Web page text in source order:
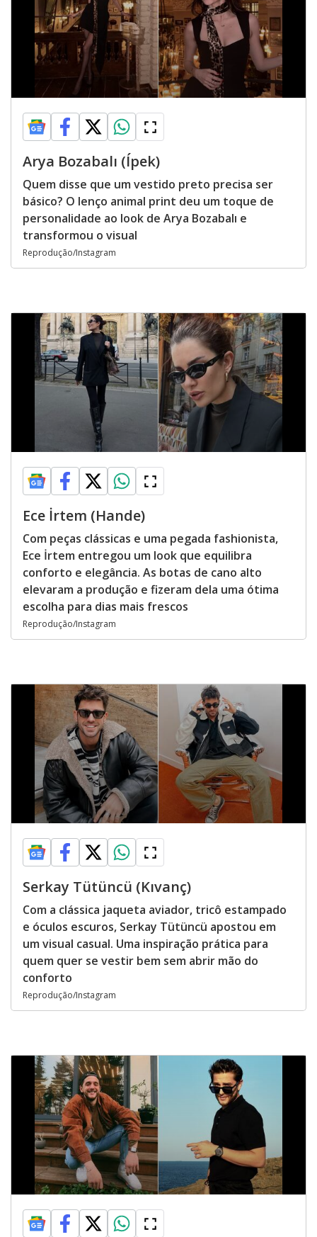
Arya Bozabalı (Ípek)
Quem disse que um vestido preto precisa ser
básico? O lenço animal print deu um toque de
personalidade ao look de Arya Bozabalı e
transformou o visual
Reprodução/Instagram
Ece İrtem (Hande)
Com peças clássicas e uma pegada fashionista,
Ece İrtem entregou um look que equilibra
conforto e elegância. As botas de cano alto
elevaram a produção e fizeram dela uma ótima
escolha para dias mais frescos
Reprodução/Instagram
Serkay Tütüncü (Kıvanç)
Com a clássica jaqueta aviador, tricô estampado
e óculos escuros, Serkay Tütüncü apostou em
um visual casual. Uma inspiração prática para
quem quer se vestir bem sem abrir mão do
conforto
Reprodução/Instagram